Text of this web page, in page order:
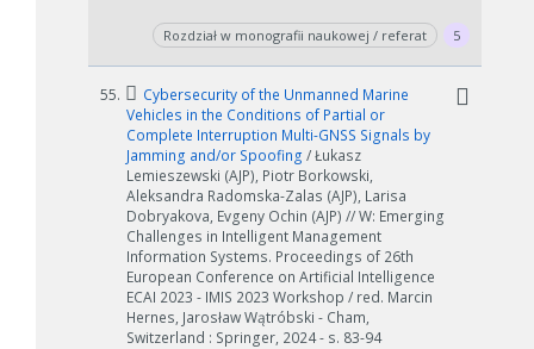
Rozdział w monografii naukowej / referat 5
55.
Cybersecurity of the Unmanned Marine
Vehicles in the Conditions of Partial or
Complete Interruption Multi-GNSS Signals by
Jamming and/or Spoofing / Łukasz
Lemieszewski (AJP), Piotr Borkowski,
Aleksandra Radomska-Zalas (AJP), Larisa
Dobryakova, Evgeny Ochin (AJP) // W: Emerging
Challenges in Intelligent Management
Information Systems. Proceedings of 26th
European Conference on Artificial Intelligence
ECAI 2023 - IMIS 2023 Workshop / red. Marcin
Hernes, Jarosław Wątróbski - Cham,
Switzerland : Springer, 2024 - s. 83-94